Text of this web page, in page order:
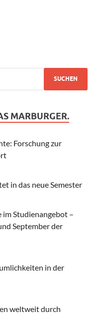
MARBURGER.
Forschung zur
in das neue Semester
Studienangebot –
September der
in der
weltweit durch